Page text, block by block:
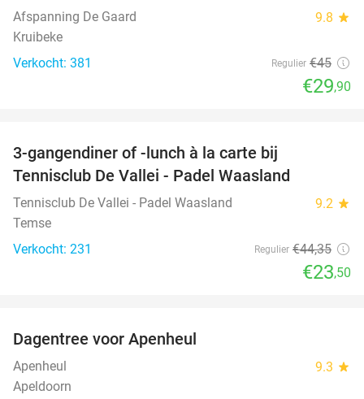
Afspanning De Gaard 9.8 star
Kruibeke
Verkocht: 381
Regulier €45
€29,90
3-gangendiner of -lunch à la carte bij
Tennisclub De Vallei - Padel Waasland
Tennisclub De Vallei - Padel Waasland 9.2 star
Temse
Verkocht: 231
Regulier €44,35
€23,50
Dagentree voor Apenheul
Apenheul 9.3 star
Apeldoorn